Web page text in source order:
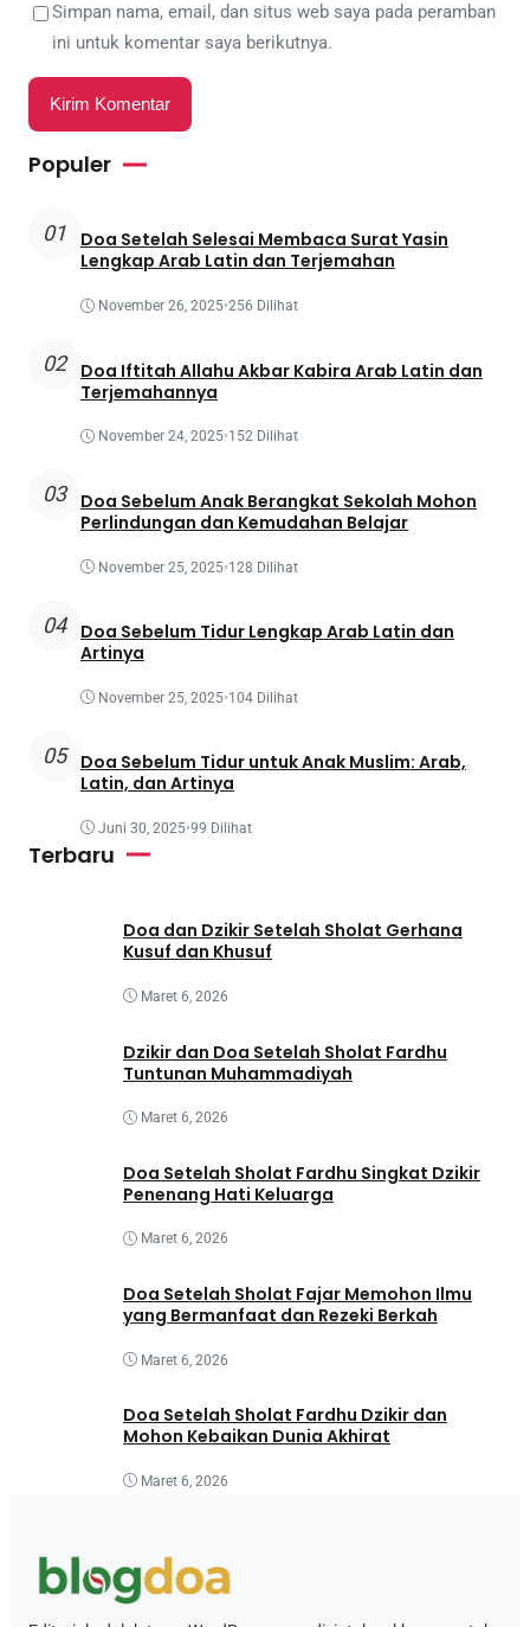
Simpan nama, email, dan situs web saya pada peramban
ini untuk komentar saya berikutnya.
Populer
01
Doa Setelah Selesai Membaca Surat Yasin
Lengkap Arab Latin dan Terjemahan
November 26, 2025•256 Dilihat
02
Doa Iftitah Allahu Akbar Kabira Arab Latin dan
Terjemahannya
November 24, 2025•152 Dilihat
03
Doa Sebelum Anak Berangkat Sekolah Mohon
Perlindungan dan Kemudahan Belajar
November 25, 2025•128 Dilihat
04
Doa Sebelum Tidur Lengkap Arab Latin dan
Artinya
November 25, 2025•104 Dilihat
05
Doa Sebelum Tidur untuk Anak Muslim: Arab,
Latin, dan Artinya
Juni 30, 2025•99 Dilihat
Terbaru
Doa dan Dzikir Setelah Sholat Gerhana
Kusuf dan Khusuf
Maret 6, 2026
Dzikir dan Doa Setelah Sholat Fardhu
Tuntunan Muhammadiyah
Maret 6, 2026
Doa Setelah Sholat Fardhu Singkat Dzikir
Penenang Hati Keluarga
Maret 6, 2026
Doa Setelah Sholat Fajar Memohon Ilmu
yang Bermanfaat dan Rezeki Berkah
Maret 6, 2026
Doa Setelah Sholat Fardhu Dzikir dan
Mohon Kebaikan Dunia Akhirat
Maret 6, 2026